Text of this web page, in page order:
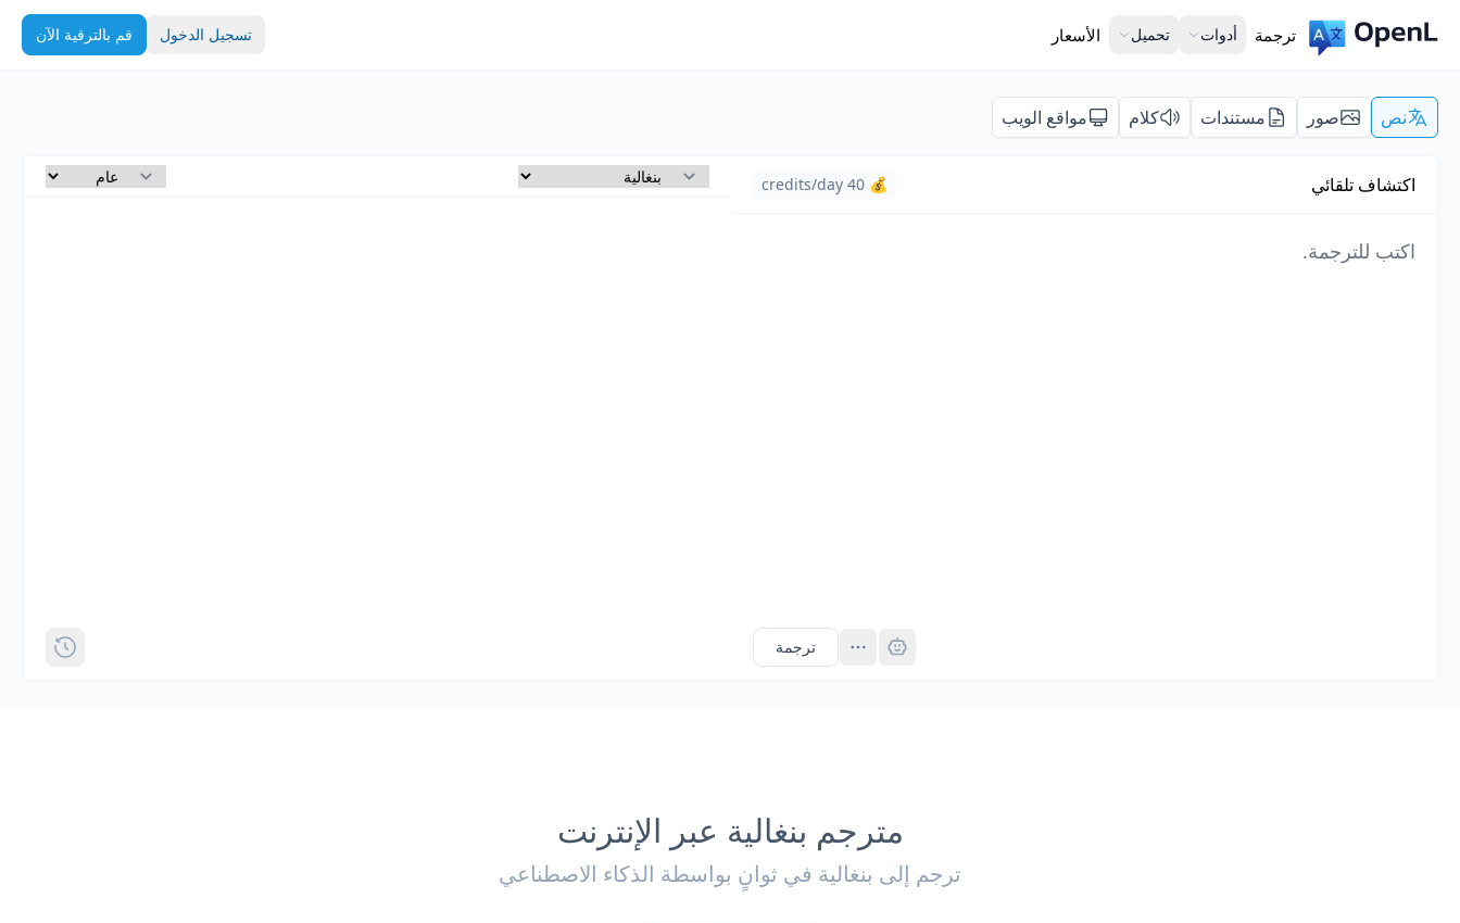
ترجمة أدوات تحميل الأسعار تسجيل الدخول قم بالترقية الآن
نص صور مستندات كلام مواقع الويب
اكتشاف تلقائي 💰 40 credits/day
ترجمة
مترجم بنغالية عبر الإنترنت
ترجم إلى بنغالية في ثوانٍ بواسطة الذكاء الاصطناعي